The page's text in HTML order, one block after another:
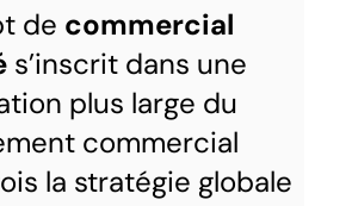
de commercial
s’inscrit dans une
plus large du
commercial
la stratégie globale